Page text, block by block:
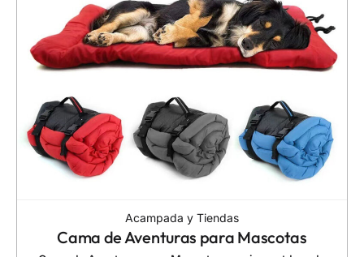
Acampada y Tiendas
Cama de Aventuras para Mascotas